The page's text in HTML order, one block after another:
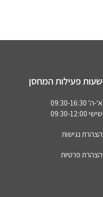
שעות פעילות המחסן
א'-ה' 09:30-16:30
שישי 09:30-12:00
הצהרת נגישות
הצהרת פרטיות